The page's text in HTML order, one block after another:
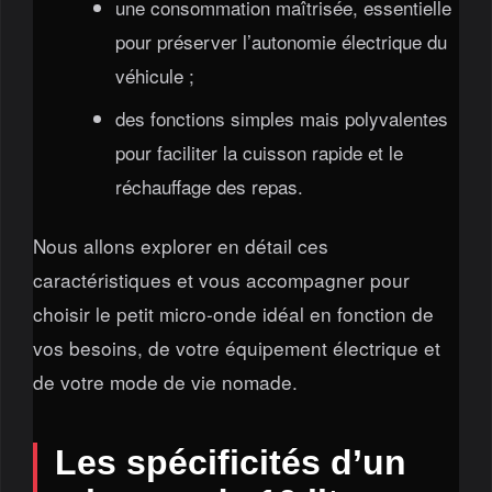
une consommation maîtrisée, essentielle
pour préserver l’autonomie électrique du
véhicule ;
des fonctions simples mais polyvalentes
pour faciliter la cuisson rapide et le
réchauffage des repas.
Nous allons explorer en détail ces
caractéristiques et vous accompagner pour
choisir le petit micro-onde idéal en fonction de
vos besoins, de votre équipement électrique et
de votre mode de vie nomade.
Les spécificités d’un